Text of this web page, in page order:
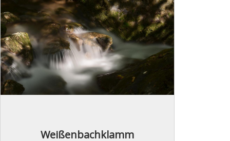
Weißenbachklamm